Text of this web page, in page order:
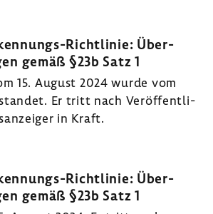
​Richtlinie: Über­
gemäß §23b Satz 1
15. August 2024 wurde vom
Er tritt nach Veröf­fent­li­
in Kraft.
​Richtlinie: Über­
gemäß §23b Satz 1